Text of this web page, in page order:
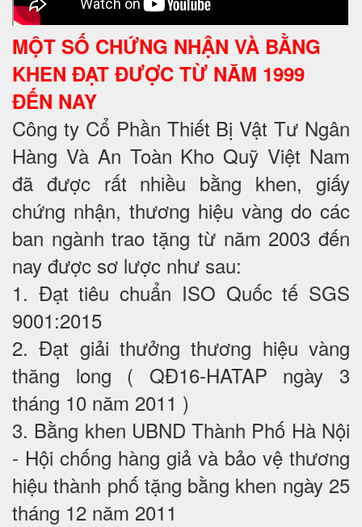
MỘT SỐ CHỨNG NHẬN VÀ BẰNG
KHEN ĐẠT ĐƯỢC TỪ NĂM 1999
ĐẾN NAY
Công ty Cổ Phần Thiết Bị Vật Tư Ngân
Hàng Và An Toàn Kho Quỹ Việt Nam
đã được rất nhiều bằng khen, giấy
chứng nhận, thương hiệu vàng do các
ban ngành trao tặng từ năm 2003 đến
nay được sơ lược như sau:
1. Đạt tiêu chuẩn ISO Quốc tế SGS
9001:2015
2. Đạt giải thưởng thương hiệu vàng
thăng long ( QĐ16-HATAP ngày 3
tháng 10 năm 2011 )
3. Bằng khen UBND Thành Phố Hà Nội
- Hội chống hàng giả và bảo vệ thương
hiệu thành phố tặng bằng khen ngày 25
tháng 12 năm 2011